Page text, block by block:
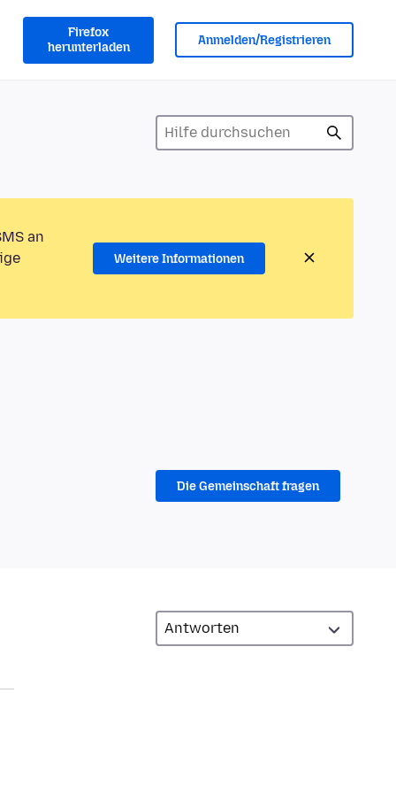
Firefox
herunterladen
Anmelden/Registrieren
an
Weitere Informationen
Die Gemeinschaft fragen